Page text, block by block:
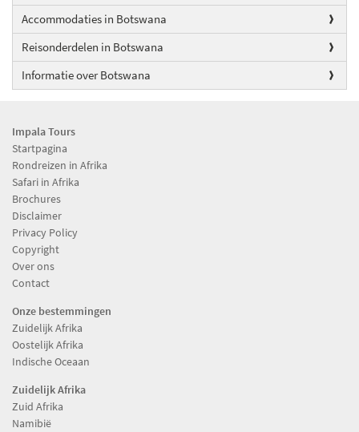
Accommodaties in Botswana
Reisonderdelen in Botswana
Informatie over Botswana
Impala Tours
Startpagina
Rondreizen in Afrika
Safari in Afrika
Brochures
Disclaimer
Privacy Policy
Copyright
Over ons
Contact
Onze bestemmingen
Zuidelijk Afrika
Oostelijk Afrika
Indische Oceaan
Zuidelijk Afrika
Zuid Afrika
Namibië